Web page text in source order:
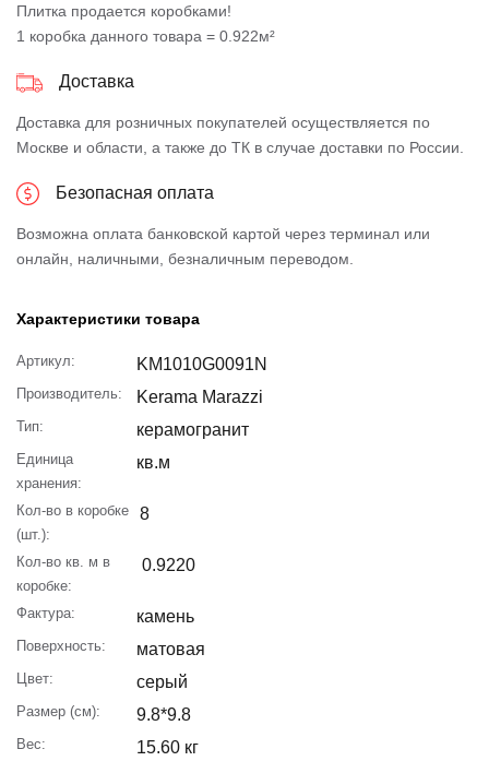
Плитка продается коробками!
1 коробка данного товара = 0.922м²
Доставка
Доставка для розничных покупателей осуществляется по
Москве и области, а также до ТК в случае доставки по России.
Безопасная оплата
Возможна оплата банковской картой через терминал или
онлайн, наличными, безналичным переводом.
Характеристики товара
Артикул: KM1010G0091N
Производитель: Kerama Marazzi
Тип: керамогранит
Единица
хранения:
кв.м
Кол-во в коробке
(шт.):
8
Кол-во кв. м в
коробке:
0.9220
Фактура: камень
Поверхность: матовая
Цвет: серый
Размер (см): 9.8*9.8
Вес: 15.60 кг